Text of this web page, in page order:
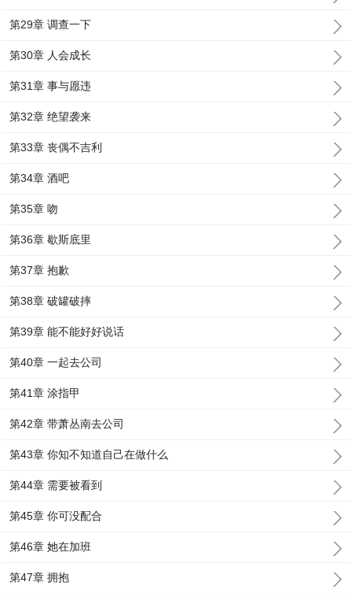
第29章 调查一下
第30章 人会成长
第31章 事与愿违
第32章 绝望袭来
第33章 丧偶不吉利
第34章 酒吧
第35章 吻
第36章 歇斯底里
第37章 抱歉
第38章 破罐破摔
第39章 能不能好好说话
第40章 一起去公司
第41章 涂指甲
第42章 带萧丛南去公司
第43章 你知不知道自己在做什么
第44章 需要被看到
第45章 你可没配合
第46章 她在加班
第47章 拥抱